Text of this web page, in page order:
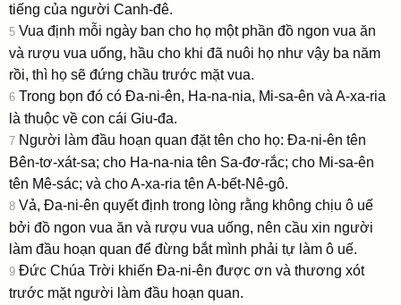
tiếng của người Canh-đê.
5 Vua định mỗi ngày ban cho họ một phần đồ ngon vua ăn
và rượu vua uống, hầu cho khi đã nuôi họ như vậy ba năm
rồi, thì họ sẽ đứng chầu trước mặt vua.
6 Trong bọn đó có Ða-ni-ên, Ha-na-nia, Mi-sa-ên và A-xa-ria
là thuộc về con cái Giu-đa.
7 Người làm đầu hoạn quan đặt tên cho họ: Ða-ni-ên tên
Bên-tơ-xát-sa; cho Ha-na-nia tên Sa-đơ-rắc; cho Mi-sa-ên
tên Mê-sác; và cho A-xa-ria tên A-bết-Nê-gô.
8 Vả, Ða-ni-ên quyết định trong lòng rằng không chịu ô uế
bởi đồ ngon vua ăn và rượu vua uống, nên cầu xin người
làm đầu hoạn quan để đừng bắt mình phải tự làm ô uế.
9 Ðức Chúa Trời khiến Ða-ni-ên được ơn và thương xót
trước mặt người làm đầu hoạn quan.